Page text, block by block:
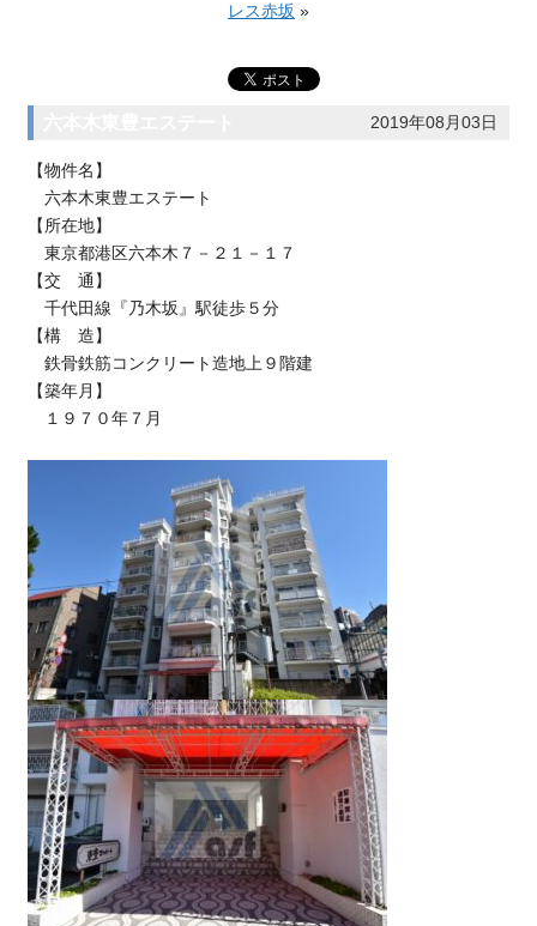
レス赤坂 »
2019年08月03日
【物件名】
六本木東豊エステート
【所在地】
東京都港区六本木７－２１－１７
【交 通】
千代田線『乃木坂』駅徒歩５分
【構 造】
鉄骨鉄筋コンクリート造地上９階建
【築年月】
１９７０年７月